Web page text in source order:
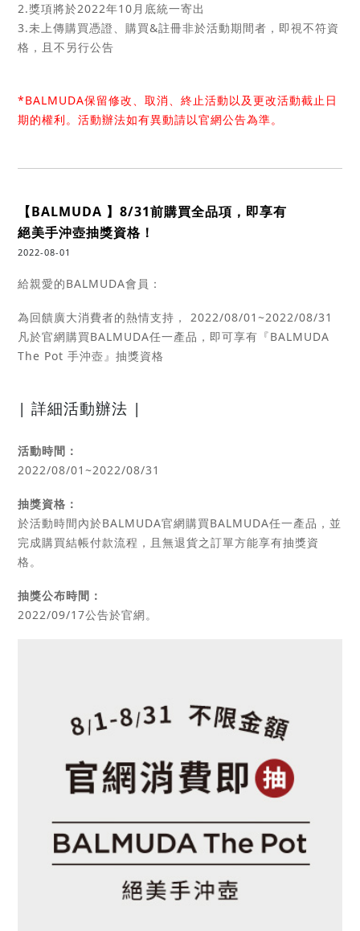
2.獎項將於2022年10月底統一寄出
3.未上傳購買憑證、購買&註冊非於活動期間者，即視不符資
格，且不另行公告
*BALMUDA保留修改、取消、終止活動以及更改活動截止日
期的權利。活動辦法如有異動請以官網公告為準。
【BALMUDA 】8/31前購買全品項，即享有
絕美手沖壺抽獎資格！
2022-08-01
給親愛的BALMUDA會員：
為回饋廣大消費者的熱情支持， 2022/08/01~2022/08/31
凡於官網購買BALMUDA任一產品，即可享有『BALMUDA
The Pot 手沖壺』抽獎資格
| 詳細活動辦法 |
活動時間：
2022/08/01~2022/08/31
抽獎資格：
於活動時間內於BALMUDA官網購買BALMUDA任一產品，並
完成購買結帳付款流程，且無退貨之訂單方能享有抽獎資
格。
抽獎公布時間：
2022/09/17公告於官網。